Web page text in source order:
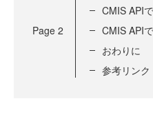
Page 2
CMIS API
CMIS API
おわりに
参考リンク